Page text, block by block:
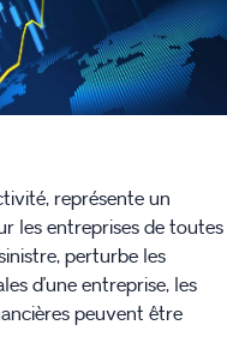
représente un
les entreprises de toutes
perturbe les
d’une entreprise, les
peuvent être